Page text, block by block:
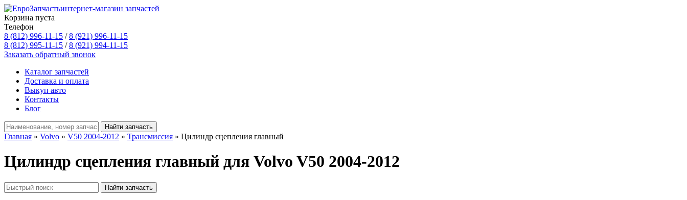
интернет-магазин запчастей
Корзина пуста
Телефон
8 (812) 996-11-15 /8 (921) 996-11-15
8 (812) 995-11-15 /8 (921) 994-11-15
Заказать обратный звонок
Каталог запчастей
Доставка и оплата
Выкуп авто
Контакты
Блог
Главная » Volvo » V50 2004-2012 » Трансмиссия » Цилиндр сцепления главный
Цилиндр сцепления главный для Volvo V50 2004-2012